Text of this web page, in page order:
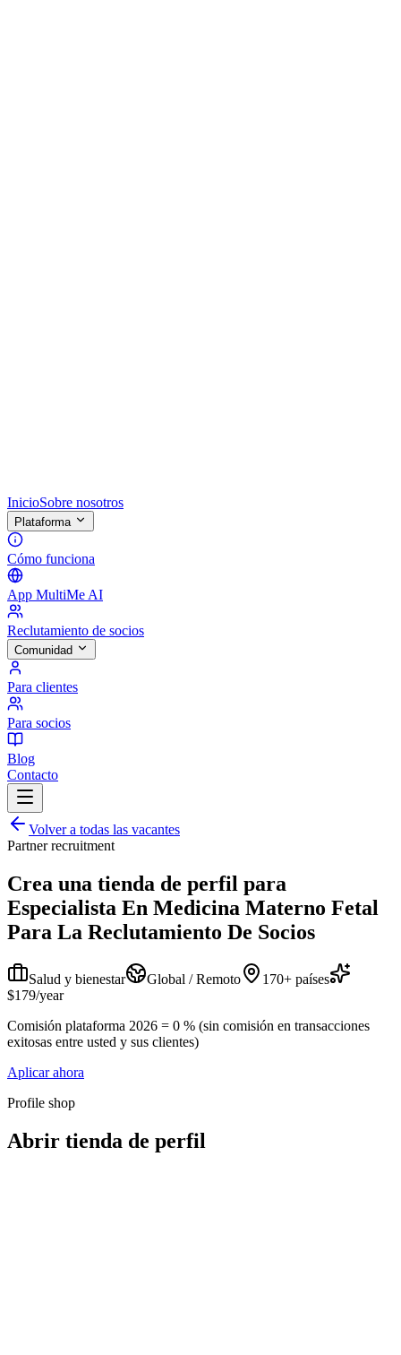
InicioSobre nosotros
Plataforma
Cómo funciona
App MultiMe AI
Reclutamiento de socios
Comunidad
Para clientes
Para socios
Blog
Contacto
Volver a todas las vacantes
Partner recruitment
Crea una tienda de perfil para
Especialista En Medicina Materno Fetal
Para La Reclutamiento De Socios
Salud y bienestar Global / Remoto
170+ países
$179/year
Comisión plataforma 2026 = 0 % (sin comisión en transacciones
exitosas entre usted y sus clientes)
Aplicar ahora
Profile shop
Abrir tienda de perfil